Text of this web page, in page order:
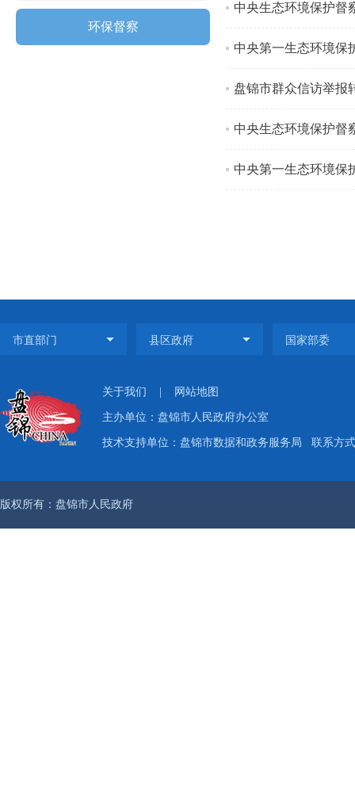
环保督察
中央生态环境保护督
中央第一生态环境保
盘锦市群众信访举报
中央生态环境保护督
中央第一生态环境保
关于我们 网站地图
主办单位：盘锦市人民政府办公室
技术支持单位：盘锦市数据和政务服务局 联系方
版权所有：盘锦市人民政府